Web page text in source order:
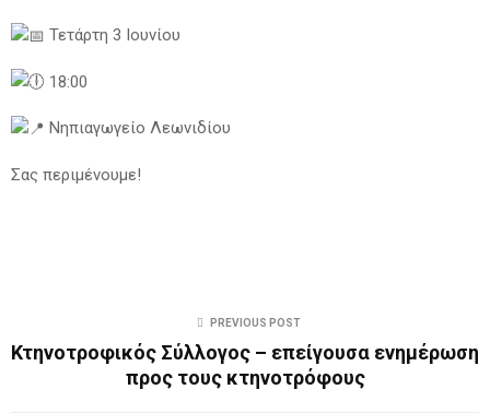
Τετάρτη 3 Ιουνίου
18:00
Νηπιαγωγείο Λεωνιδίου
Σας περιμένουμε!
PREVIOUS POST
Κτηνοτροφικός Σύλλογος – επείγουσα ενημέρωση
προς τους κτηνοτρόφους